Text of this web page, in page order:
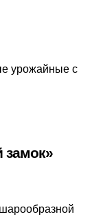
замок»